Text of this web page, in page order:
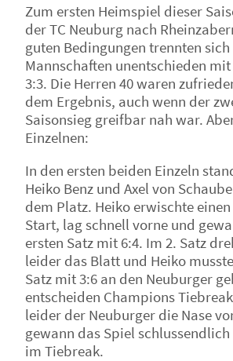
Zum ersten Heimspiel dieser
der TC Neuburg nach
guten Bedingungen trennten
Mannschaften unentschieden
3:3. Die Herren 40 waren
dem Ergebnis, auch wenn der
Saisonsieg greifbar nah war.
Einzelnen:
In den ersten beiden Einzeln
Heiko Benz und Axel von
dem Platz. Heiko erwischte
Start, lag schnell vorne und
ersten Satz mit 6:4. Im 2. Satz
leider das Blatt und Heiko
Satz mit 3:6 an den Neuburger
entscheiden Champions
leider der Neuburger die Nase
gewann das Spiel
im Tiebreak.